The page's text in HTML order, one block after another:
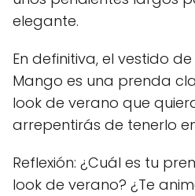
elegante.
En definitiva, el vestido
Mango es una prenda
look de verano que
arrepentirás de tenerlo
Reflexión: ¿Cuál es tu
look de verano? ¿Te